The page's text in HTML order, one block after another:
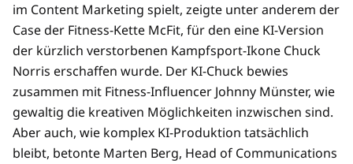
im Content Marketing spielt, zeigte unter anderem der
Case der Fitness-Kette McFit, für den eine KI-Version
der kürzlich verstorbenen Kampfsport-Ikone Chuck
Norris erschaffen wurde. Der KI-Chuck bewies
zusammen mit Fitness-Influencer Johnny Münster, wie
gewaltig die kreativen Möglichkeiten inzwischen sind.
Aber auch, wie komplex KI-Produktion tatsächlich
bleibt, betonte Marten Berg, Head of Communications